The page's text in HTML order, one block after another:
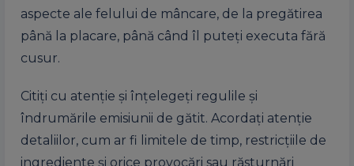
aspecte ale felului de mâncare, de la pregătirea
până la placare, până când îl puteți executa fără
cusur.
Citiți cu atenție și înțelegeți regulile și
îndrumările emisiunii de gătit. Acordați atenție
detaliilor, cum ar fi limitele de timp, restricțiile de
ingrediente și orice provocări sau răsturnări